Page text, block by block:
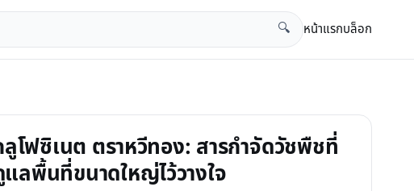
🔍 หน้าแรกบล็อก
ลูโฟซิเนต ตราหวีทอง: สารกำจัดวัชพืชที่
ลพื้นที่ขนาดใหญ่ไว้วางใจ